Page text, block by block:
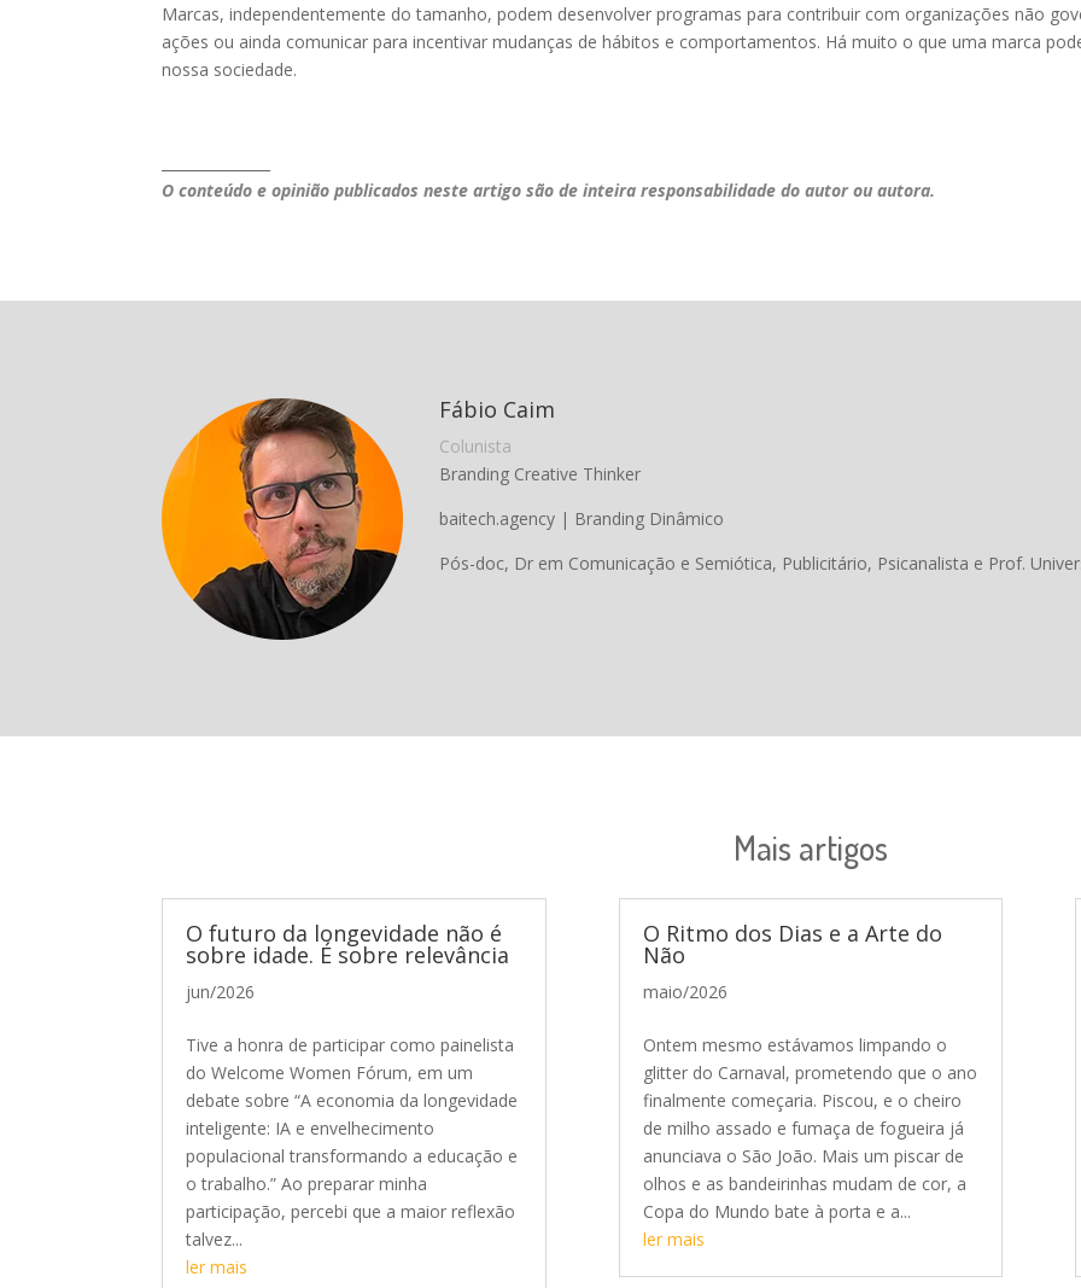
Marcas, independentemente do tamanho, podem desenvolver programas para contribuir com organizações não
ações ou ainda comunicar para incentivar mudanças de hábitos e comportamentos. Há muito o que uma marca
nossa sociedade.
O conteúdo e opinião publicados neste artigo são de inteira responsabilidade do autor ou autora.
Fábio Caim
Colunista
Branding Creative Thinker
baitech.agency | Branding Dinâmico
Pós-doc, Dr em Comunicação e Semiótica, Publicitário, Psicanalista e Prof.
Mais artigos
O futuro da longevidade não é
sobre idade. É sobre relevância
jun/2026
Tive a honra de participar como painelista
do Welcome Women Fórum, em um
debate sobre “A economia da longevidade
inteligente: IA e envelhecimento
populacional transformando a educação e
o trabalho.” Ao preparar minha
participação, percebi que a maior reflexão
talvez...
ler mais
O Ritmo dos Dias e a Arte do
Não
maio/2026
Ontem mesmo estávamos limpando o
glitter do Carnaval, prometendo que o ano
finalmente começaria. Piscou, e o cheiro
de milho assado e fumaça de fogueira já
anunciava o São João. Mais um piscar de
olhos e as bandeirinhas mudam de cor, a
Copa do Mundo bate à porta e a...
ler mais